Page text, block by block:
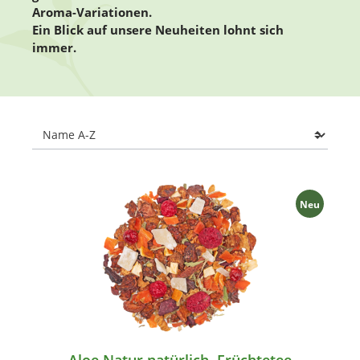
Aroma-Variationen.
Ein Blick auf unsere Neuheiten lohnt sich
immer.
Neu